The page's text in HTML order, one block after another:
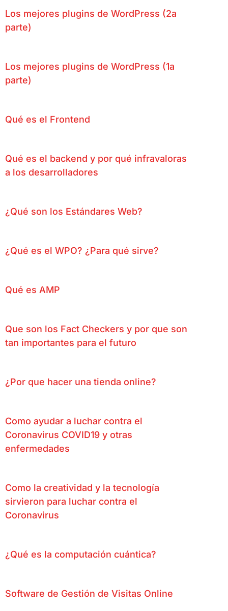
Los mejores plugins de WordPress (2a
parte)
Los mejores plugins de WordPress (1a
parte)
Qué es el Frontend
Qué es el backend y por qué infravaloras
a los desarrolladores
¿Qué son los Estándares Web?
¿Qué es el WPO? ¿Para qué sirve?
Qué es AMP
Que son los Fact Checkers y por que son
tan importantes para el futuro
¿Por que hacer una tienda online?
Como ayudar a luchar contra el
Coronavirus COVID19 y otras
enfermedades
Como la creatividad y la tecnología
sirvieron para luchar contra el
Coronavirus
¿Qué es la computación cuántica?
Software de Gestión de Visitas Online